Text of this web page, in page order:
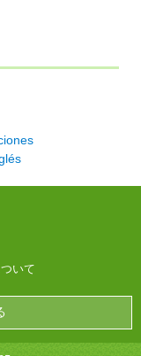
いて